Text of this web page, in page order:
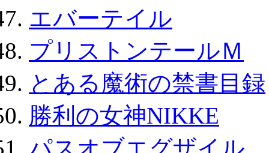
エバーテイル
プリストンテールＭ
とある魔術の禁書目録
勝利の女神NIKKE